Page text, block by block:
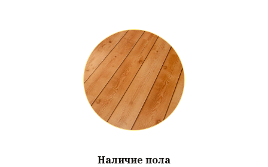
Наличие пола